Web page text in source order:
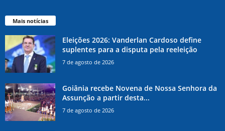
Mais notícias
Eleições 2026: Vanderlan Cardoso define
suplentes para a disputa pela reeleição
7 de agosto de 2026
Goiânia recebe Novena de Nossa Senhora da
Assunção a partir desta...
7 de agosto de 2026